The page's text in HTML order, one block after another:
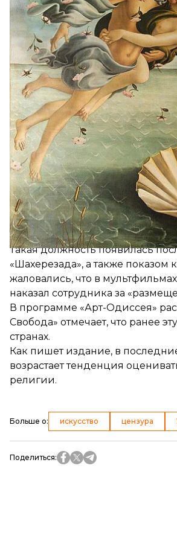
Об этомсообщаетузбекская
Цензор появился на
цензоры также будут по
Задачей нового сотрудника
«узбекской духовности» — это
Такая должность появилась
«Шахерезада», а также
жаловались, что в
наказал сотрудника за
В программе «Арт-Одиссея»
Свобода» отмечает, что ранее
странах.
Как пишет издание, в
возрастает тенденция
религии.
Больше о: искусство цензура
Поделиться: